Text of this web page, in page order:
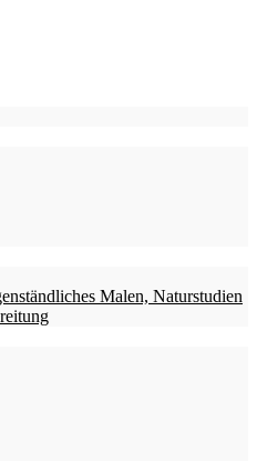
Malen, Naturstudien